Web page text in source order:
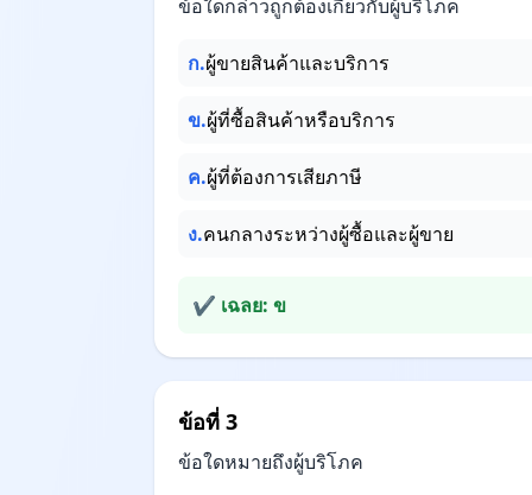
ข้อใดกล่าวถูกต้องเกี่ยวกับผู้บริโภค
ก.ผู้ขายสินค้าและบริการ
ข.ผู้ที่ซื้อสินค้าหรือบริการ
ค.ผู้ที่ต้องการเสียภาษี
ง.คนกลางระหว่างผู้ซื้อและผู้ขาย
✔ เฉลย: ข
ข้อที่ 3
ข้อใดหมายถึงผู้บริโภค